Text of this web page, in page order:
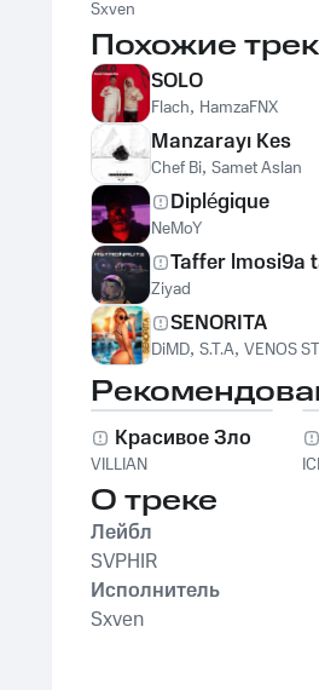
Sxven
Похожие
SOLO
Flach, HamzaFNX
Manzarayı Kes
Chef Bi, Samet Aslan
Diplégique
NeMoY
Taffer lmosi9a
Ziyad
SENORITA
DiMD, S.T.A, VENOS
Красивое Зло
VILLIAN
О треке
Лейбл
SVPHIR
Исполнитель
Sxven